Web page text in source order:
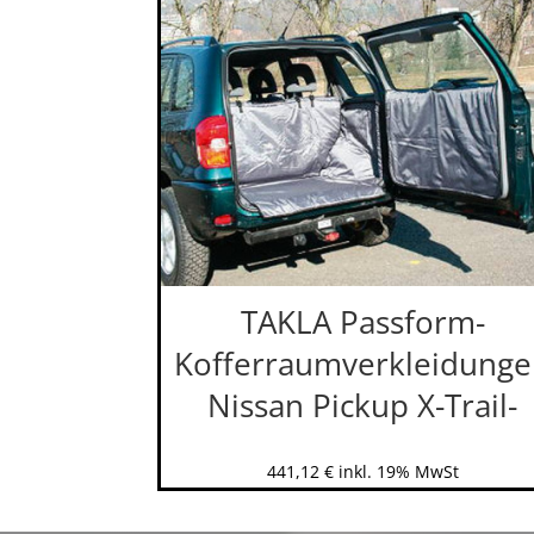
TAKLA Passform-
Nissan Pickup X-Trail-
441,12 € inkl. 19% MwSt